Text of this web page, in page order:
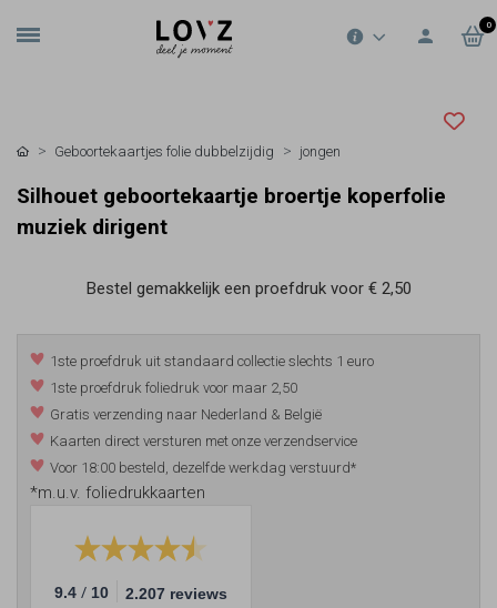
0
Geboortekaartjes folie dubbelzijdig jongen
Silhouet geboortekaartje broertje koperfolie
muziek dirigent
Bestel gemakkelijk een proefdruk voor € 2,50
1ste proefdruk uit standaard collectie slechts 1 euro
1ste proefdruk foliedruk voor maar 2,50
Gratis verzending naar Nederland & België
Kaarten direct versturen met onze verzendservice
Voor 18:00 besteld, dezelfde werkdag verstuurd*
*m.u.v. foliedrukkaarten
9.4 / 10 2.207 reviews